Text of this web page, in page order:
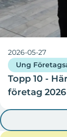
2026-05-27
Ung
Topp 10 -
företag 2026